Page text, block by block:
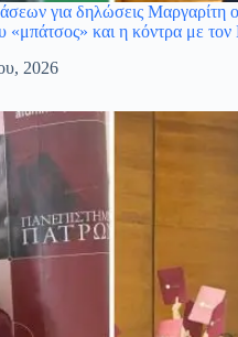
για δηλώσεις Μαργαρίτη
«μπάτσος» και η κόντρα με
2026